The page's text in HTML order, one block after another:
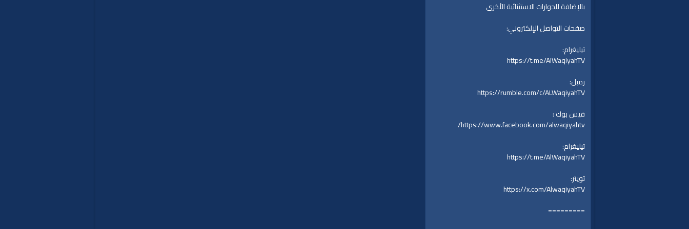
بالإضافة للحوارات الاستثنائية الأخرى
صفحات التواصل الإلكتروني:
تيليغرام:
https://t.me/AlWaqiyahTV
رمبل:
https://rumble.com/c/ALWaqiyahTV
فيس بوك :
https://www.facebook.com/alwaqiyahtv/
تيليغرام:
https://t.me/AlWaqiyahTV
تويتر:
https://x.com/AlwaqiyahTV
=========